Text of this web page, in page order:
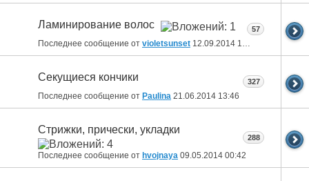
Ламинирование волос
Последнее сообщение от violetsunset 12.09.2014 14:08
57
Секущиеся кончики
Последнее сообщение от Paulina 21.06.2014 13:46
327
Стрижки, прически, укладки
Последнее сообщение от hvojnaya 09.05.2014 00:42
288